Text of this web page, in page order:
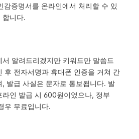
증명서를 온라인에서 처리할 수 있
합니다.
알려드리겠지만 키워드만 말씀드
후 전자서명과 휴대폰 인증을 거쳐 간
발급 사실은 문자로 통보됩니다. 발
라인 발급 시 600원이었으나, 정부
우 무료입니다.